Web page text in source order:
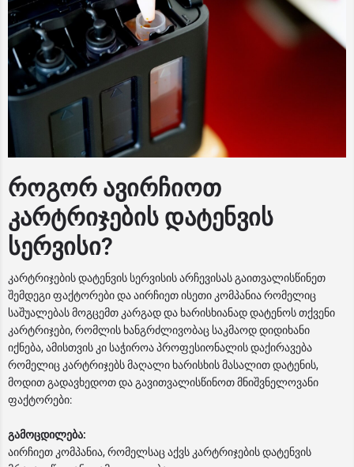
როგორ ავირჩიოთ
კარტრიჯების დატენვის
სერვისი?
კარტრიჯების დატენვის სერვისის არჩევისას გაითვალისწინეთ
შემდეგი ფაქტორები და აირჩიეთ ისეთი კომპანია რომელიც
საშუალებას მოგცემთ კარგად და ხარისხიანად დატენოს თქვენი
კარტრიჯები, რომლის ხანგრძლივობაც საკმაოდ დიდიხანი
იქნება, ამისთვის კი საჭიროა პროფესიონალის დაქირავება
რომელიც კარტრიჯებს მაღალი ხარისხის მასალით დატენის,
მოდით გადავხედოთ და გავითვალისწინოთ მნიშვნელოვანი
ფაქტორები:
გამოცდილება:
აირჩიეთ კომპანია, რომელსაც აქვს კარტრიჯების დატენვის